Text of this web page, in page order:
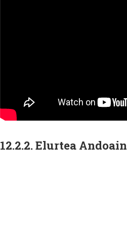
12.2.2. Elurtea